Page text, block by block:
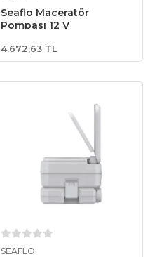
Seaflo Maceratör
Pompası 12 V
4.672,63 TL
SEAFLO